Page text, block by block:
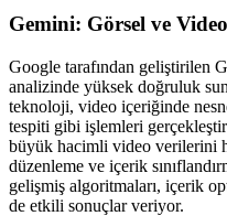
Gemini: Görsel ve
Google tarafından geliştirilen
analizinde yüksek doğruluk
teknoloji, video içeriğinde
tespiti gibi işlemleri
büyük hacimli video verilerini
düzenleme ve içerik
gelişmiş algoritmaları, içerik
de etkili sonuçlar veriyor.